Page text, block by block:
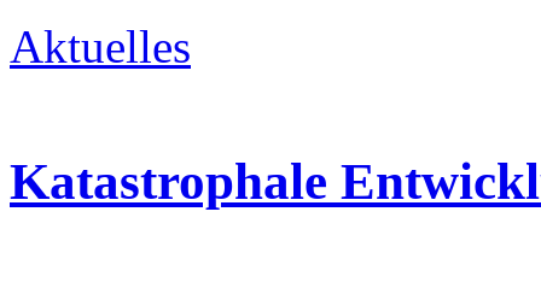
Aktuelles
Katastrophale